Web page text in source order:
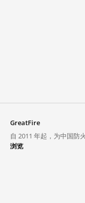
GreatFire
自 2011 年起，为中国防
浏览